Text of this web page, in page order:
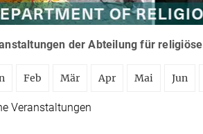
der Abteilung für
Feb Mär Apr Mai Jun
Veranstaltungen